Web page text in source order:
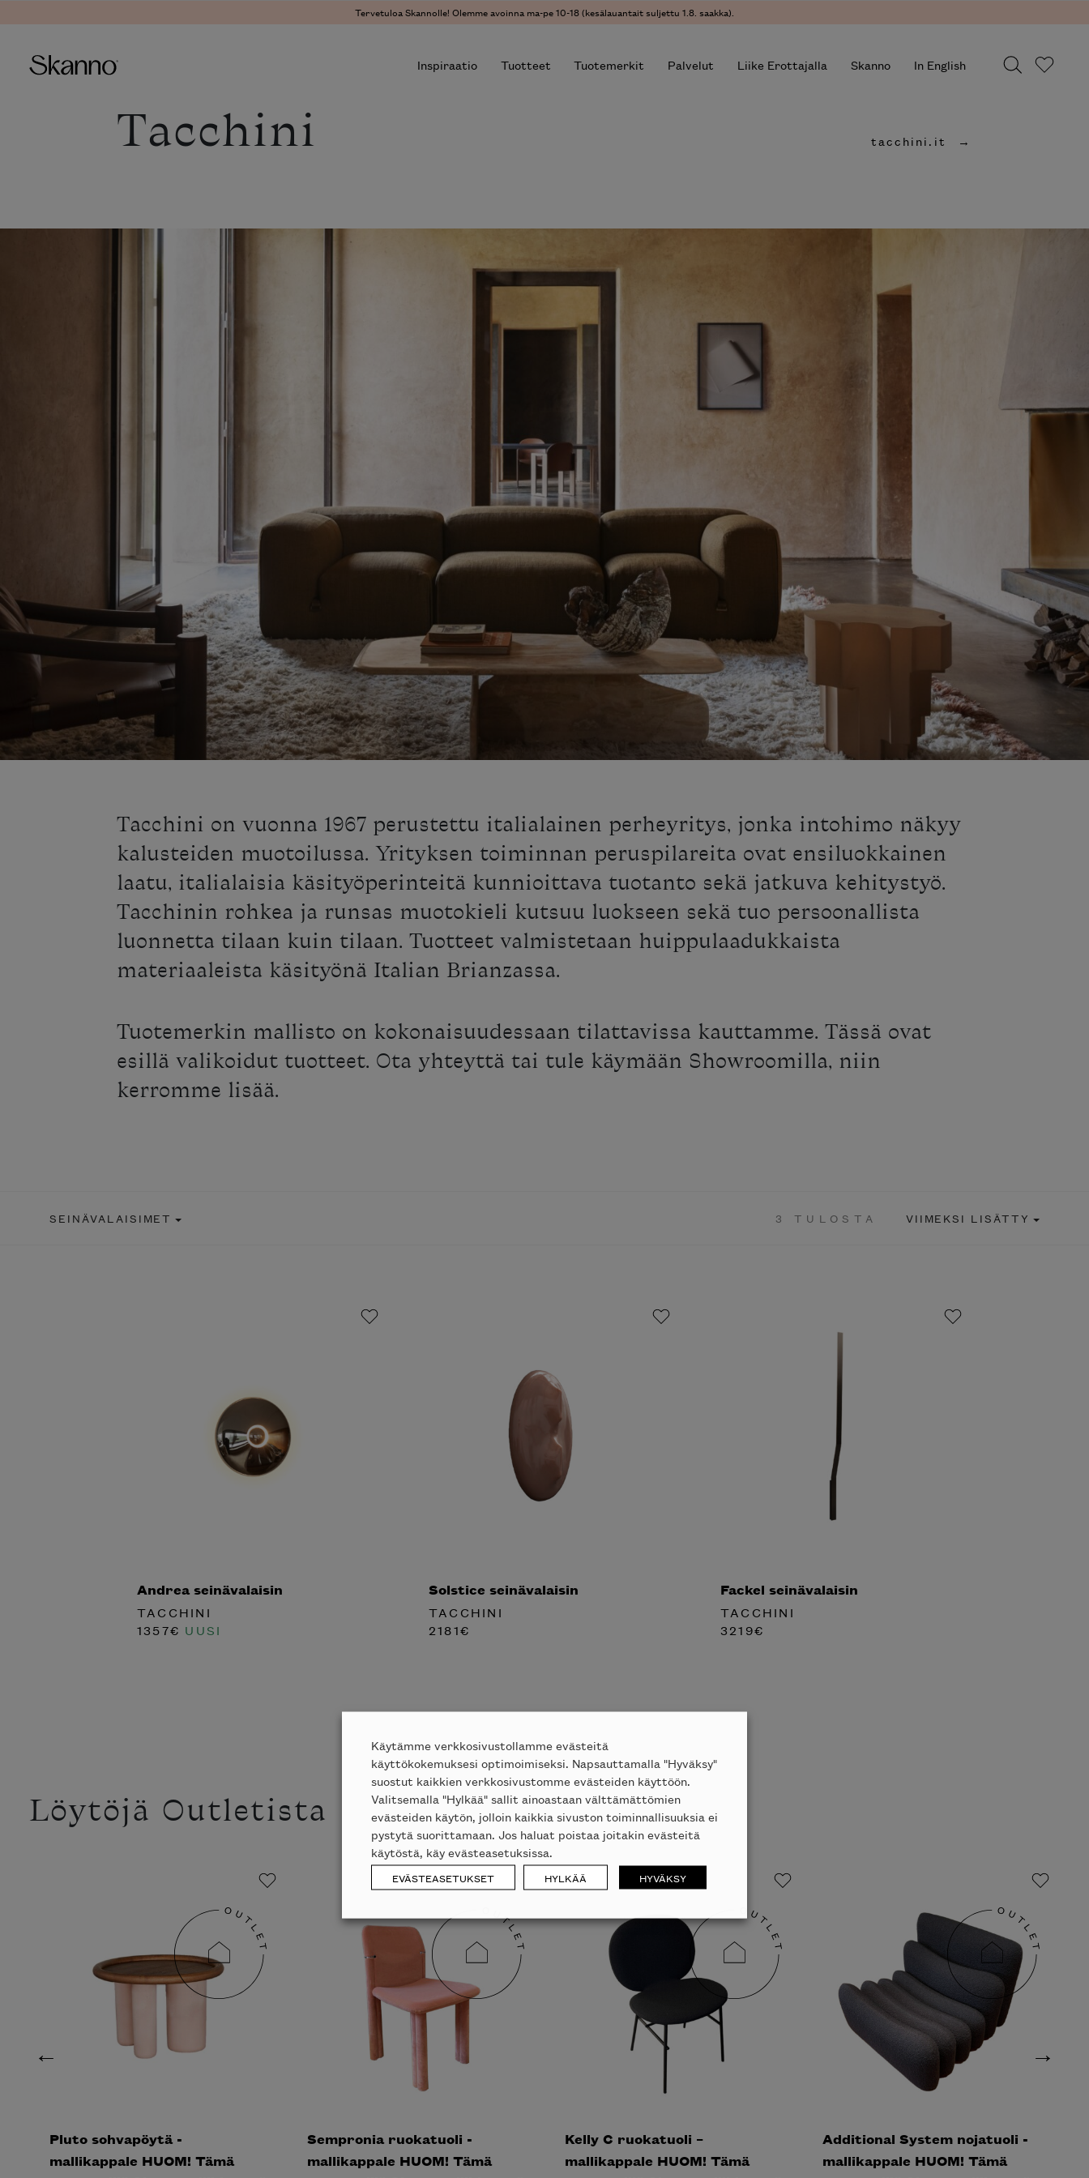
Tervetuloa Skannolle! Olemme avoinna ma-pe 10-18 (kesälauantait suljettu 1.8. saakka).
Inspiraatio Tuotteet Tuotemerkit Palvelut Liike Erottajalla Skanno In English
Tacchini tacchini.it
Tacchini on vuonna 1967 perustettu italialainen perheyritys, jonka intohimo näkyy
kalusteiden muotoilussa. Yrityksen toiminnan peruspilareita ovat ensiluokkainen
laatu, italialaisia käsityöperinteitä kunnioittava tuotanto sekä jatkuva kehitystyö.
Tacchinin rohkea ja runsas muotokieli kutsuu luokseen sekä tuo persoonallista
luonnetta tilaan kuin tilaan. Tuotteet valmistetaan huippulaadukkaista
materiaaleista käsityönä Italian Brianzassa.
Tuotemerkin mallisto on kokonaisuudessaan tilattavissa kauttamme. Tässä ovat
esillä valikoidut tuotteet. Ota yhteyttä tai tule käymään Showroomilla, niin
kerromme lisää.
SEINÄVALAISIMET 3 TULOSTA VIIMEKSI LISÄTTY
Andrea seinävalaisin
TACCHINI
1357€ UUSI
Solstice seinävalaisin
TACCHINI
2181€
Fackel seinävalaisin
TACCHINI
3219€
Löytöjä Outletista
Pluto sohvapöytä -
mallikappale HUOM! Tämä
Sempronia ruokatuoli -
mallikappale HUOM! Tämä
Kelly C ruokatuoli –
mallikappale HUOM! Tämä
Additional System nojatuoli -
mallikappale HUOM! Tämä
Käytämme verkkosivustollamme evästeitä
käyttökokemuksesi optimoimiseksi. Napsauttamalla "Hyväksy"
suostut kaikkien verkkosivustomme evästeiden käyttöön.
Valitsemalla "Hylkää" sallit ainoastaan välttämättömien
evästeiden käytön, jolloin kaikkia sivuston toiminnallisuuksia ei
pystytä suorittamaan. Jos haluat poistaa joitakin evästeitä
käytöstä, käy evästeasetuksissa.
EVÄSTEASETUKSET HYLKÄÄ HYVÄKSY